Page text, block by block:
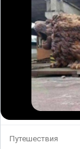
Путешествия